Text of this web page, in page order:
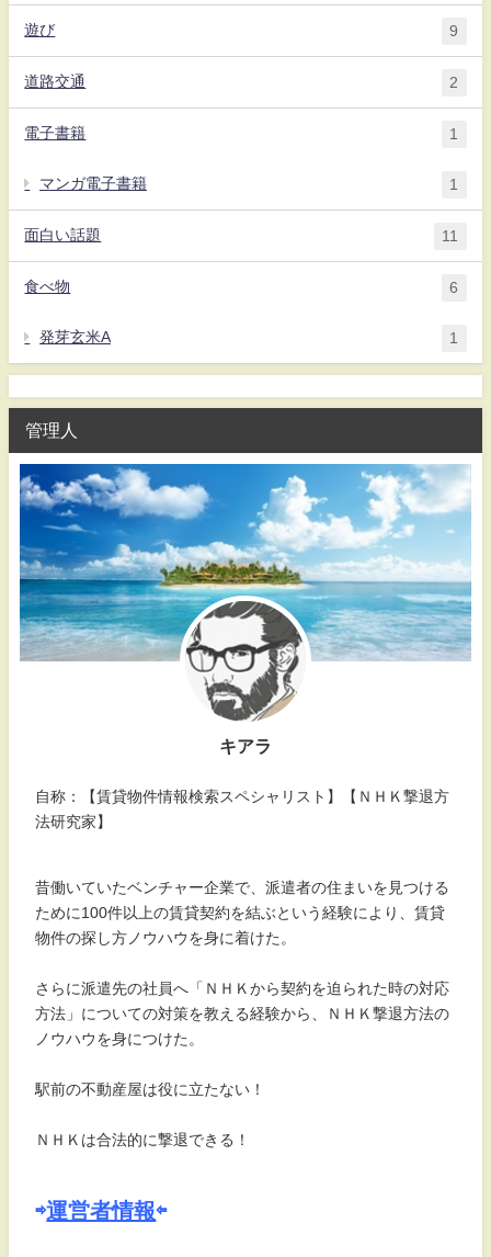
遊び 9
道路交通 2
電子書籍 1
マンガ電子書籍 1
面白い話題 11
食べ物 6
発芽玄米A 1
管理人
キアラ
自称：【賃貸物件情報検索スペシャリスト】【ＮＨＫ撃退方
法研究家】
昔働いていたベンチャー企業で、派遣者の住まいを見つける
ために100件以上の賃貸契約を結ぶという経験により、賃貸
物件の探し方ノウハウを身に着けた。
さらに派遣先の社員へ「ＮＨＫから契約を迫られた時の対応
方法」についての対策を教える経験から、ＮＨＫ撃退方法の
ノウハウを身につけた。
駅前の不動産屋は役に立たない！
ＮＨＫは合法的に撃退できる！
⇨運営者情報⇦